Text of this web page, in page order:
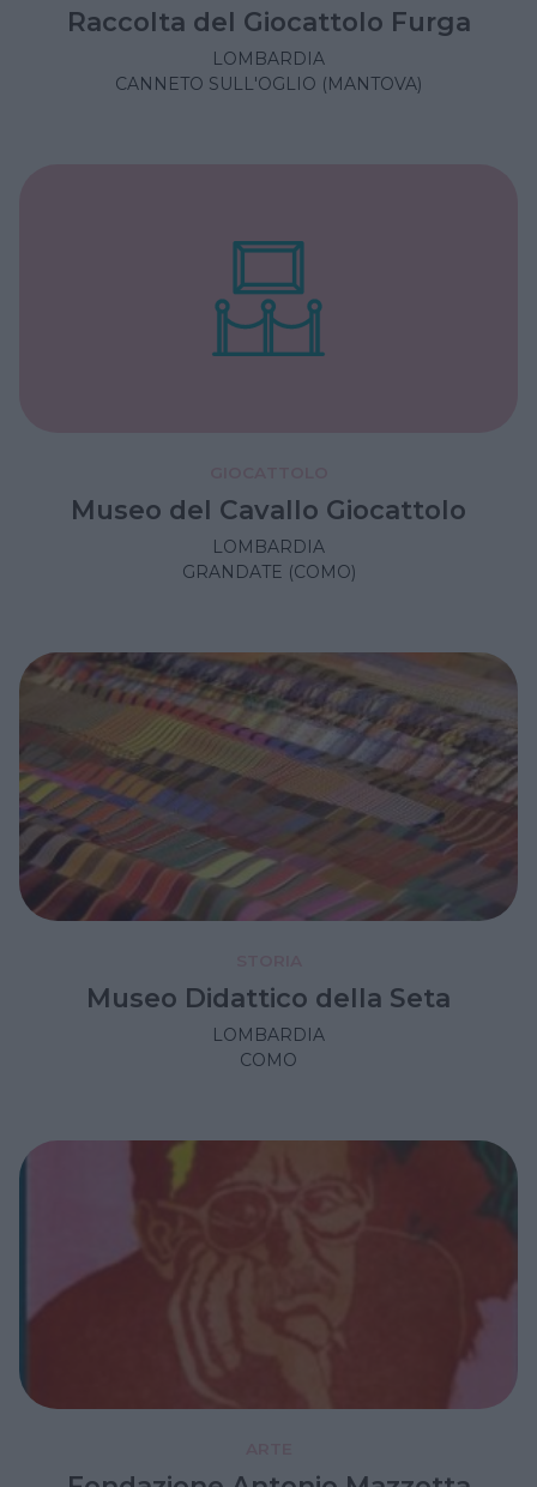
Raccolta del Giocattolo Furga
LOMBARDIA
CANNETO SULL'OGLIO (MANTOVA)
Museo del Cavallo Giocattolo
LOMBARDIA
GRANDATE (COMO)
Museo Didattico della Seta
LOMBARDIA
COMO